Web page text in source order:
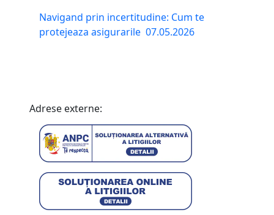
Navigand prin incertitudine: Cum te
protejeaza asigurarile 07.05.2026
Adrese externe: